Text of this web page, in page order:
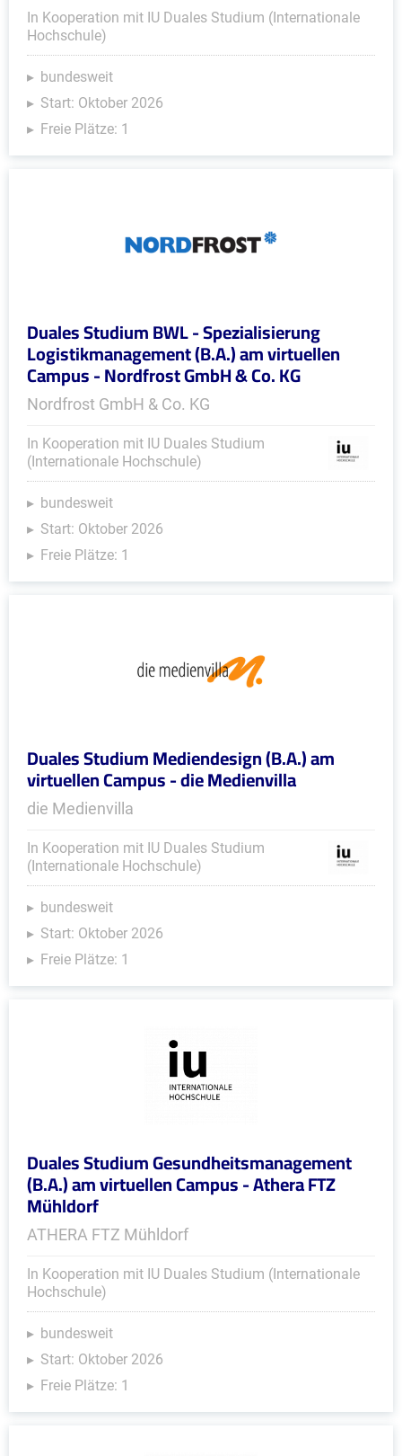
In Kooperation mit IU Duales Studium (Internationale
Hochschule)
bundesweit
Start: Oktober 2026
Freie Plätze: 1
Duales Studium BWL - Spezialisierung
Logistikmanagement (B.A.) am virtuellen
Campus - Nordfrost GmbH & Co. KG
Nordfrost GmbH & Co. KG
In Kooperation mit IU Duales Studium
(Internationale Hochschule)
bundesweit
Start: Oktober 2026
Freie Plätze: 1
Duales Studium Mediendesign (B.A.) am
virtuellen Campus - die Medienvilla
die Medienvilla
In Kooperation mit IU Duales Studium
(Internationale Hochschule)
bundesweit
Start: Oktober 2026
Freie Plätze: 1
Duales Studium Gesundheitsmanagement
(B.A.) am virtuellen Campus - Athera FTZ
Mühldorf
ATHERA FTZ Mühldorf
In Kooperation mit IU Duales Studium (Internationale
Hochschule)
bundesweit
Start: Oktober 2026
Freie Plätze: 1